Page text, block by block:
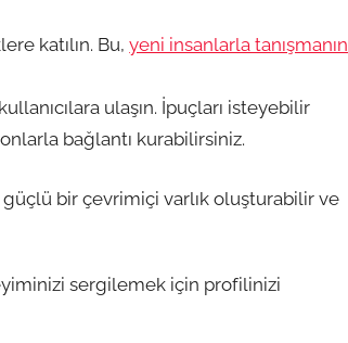
katılın. Bu,yeni insanlarla tanışmanın
ulaşın. İpuçları isteyebilir
bağlantı kurabilirsiniz.
güçlü bir çevrimiçi varlık oluşturabilir ve
sergilemek için profilinizi